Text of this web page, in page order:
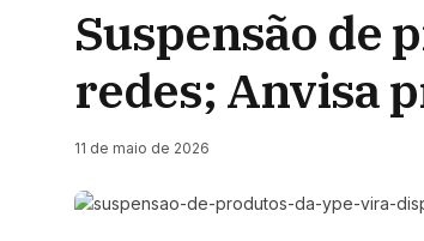
Suspensão de
redes; Anvisa
11 de maio de 2026